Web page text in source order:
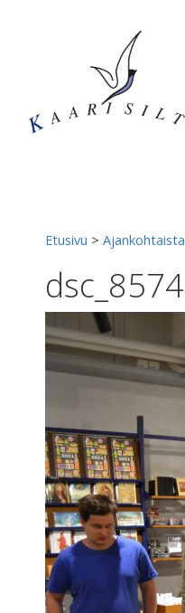
Etusivu > Ajankohtaista
dsc_8574